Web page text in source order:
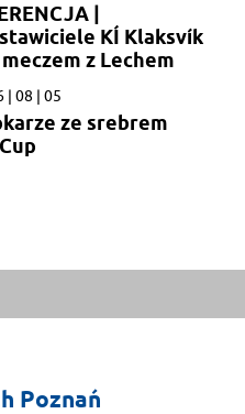
|
KÍ Klaksvík
z Lechem
| 08 | 05
ze srebrem
Poznań